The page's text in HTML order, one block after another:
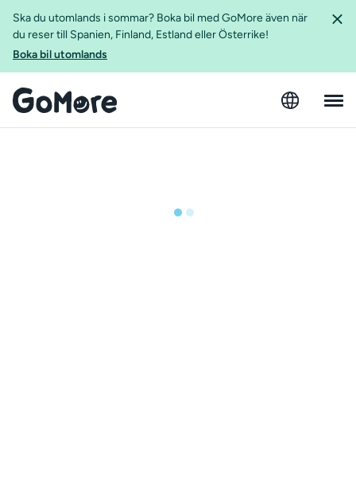
Ska du utomlands i sommar? Boka bil med GoMore även när
du reser till Spanien, Finland, Estland eller Österrike!
Boka bil utomlands